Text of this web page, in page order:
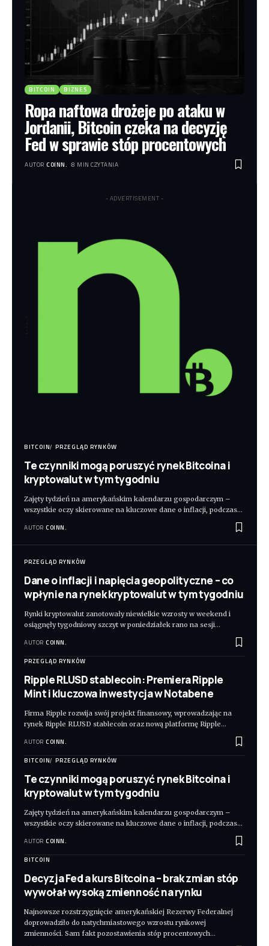
BITCOIN BIZNES
Ropa naftowa drożeje po ataku w
Jordanii, Bitcoin czeka na decyzję
Fed w sprawie stóp procentowych
AUTOR COINN. 8 MIN CZYTANIA
- ADVERTISEMENT -
BITCOIN PRZEGLĄD RYNKÓW
Te czynniki mogą poruszyć rynek Bitcoina i
kryptowalut w tym tygodniu
Zajęty tydzień na amerykańskim kalendarzu gospodarczym –
wszystkie oczy skierowane na kluczowe dane o inflacji, podczas…
AUTOR COINN.
PRZEGLĄD RYNKÓW
Dane o inflacji i napięcia geopolityczne – co
wpłynie na rynek kryptowalut w tym tygodniu
Rynki kryptowalut zanotowały niewielkie wzrosty w weekend i
osiągnęły tygodniowy szczyt w poniedziałek rano na sesji…
AUTOR COINN.
PRZEGLĄD RYNKÓW
Ripple RLUSD stablecoin: Premiera Ripple
Mint i kluczowa inwestycja w Notabene
Firma Ripple rozwija swój projekt finansowy, wprowadzając na
rynek Ripple RLUSD stablecoin oraz nową platformę Ripple…
AUTOR COINN.
BITCOIN PRZEGLĄD RYNKÓW
Te czynniki mogą poruszyć rynek Bitcoina i
kryptowalut w tym tygodniu
Zajęty tydzień na amerykańskim kalendarzu gospodarczym –
wszystkie oczy skierowane na kluczowe dane o inflacji, podczas…
AUTOR COINN.
BITCOIN
Decyzja Fed a kurs Bitcoina – brak zmian stóp
wywołał wysoką zmienność na rynku
Najnowsze rozstrzygnięcie amerykańskiej Rezerwy Federalnej
doprowadziło do natychmiastowego wzrostu rynkowej
zmienności. Sam fakt pozostawienia stóp procentowych…